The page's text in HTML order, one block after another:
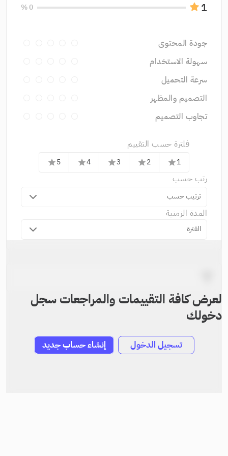
1
0 %
جودة المحتوى
سهولة الاستخدام
سرعة التحميل
التصميم والمظهر
تجاوب التصميم
فلترة حسب التقييم
1
star
2
star
3
star
4
star
5
star
رتب حسب
ترتيب حسب
المدة الزمنية
الفترة
لعرض كافة التقييمات والمراجعات سجل
دخولك
تسجيل الدخول إنشاء حساب جديد